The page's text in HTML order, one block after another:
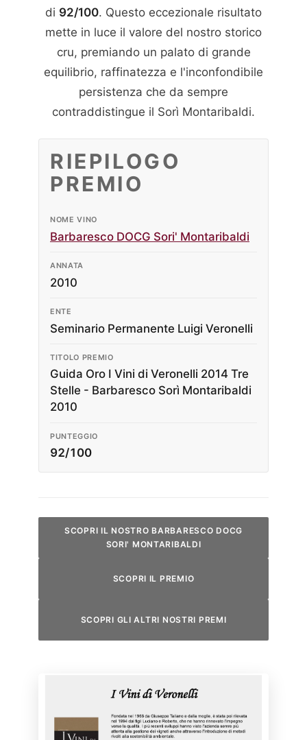
di 92/100. Questo eccezionale risultato
mette in luce il valore del nostro storico
cru, premiando un palato di grande
equilibrio, raffinatezza e l'inconfondibile
persistenza che da sempre
contraddistingue il Sorì Montaribaldi.
RIEPILOGO
PREMIO
NOME VINO
Barbaresco DOCG Sori' Montaribaldi
ANNATA
2010
ENTE
Seminario Permanente Luigi Veronelli
TITOLO PREMIO
Guida Oro I Vini di Veronelli 2014 Tre
Stelle - Barbaresco Sorì Montaribaldi
2010
PUNTEGGIO
92/100
SCOPRI IL NOSTRO BARBARESCO DOCG
SORI' MONTARIBALDI
SCOPRI IL PREMIO
SCOPRI GLI ALTRI NOSTRI PREMI